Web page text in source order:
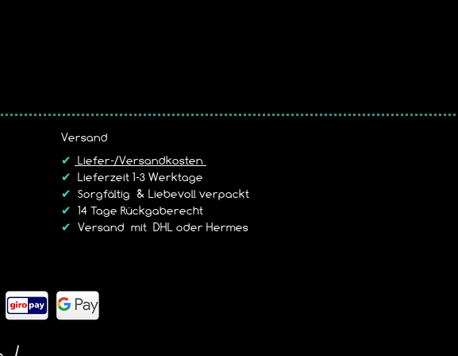
Versand
✔ Liefer-/Versandkosten
✔ Lieferzeit 1-3 Werktage
✔ Sorgfältig & Liebevoll verpackt
✔ 14 Tage Rückgaberecht
✔ Versand mit DHL oder Hermes